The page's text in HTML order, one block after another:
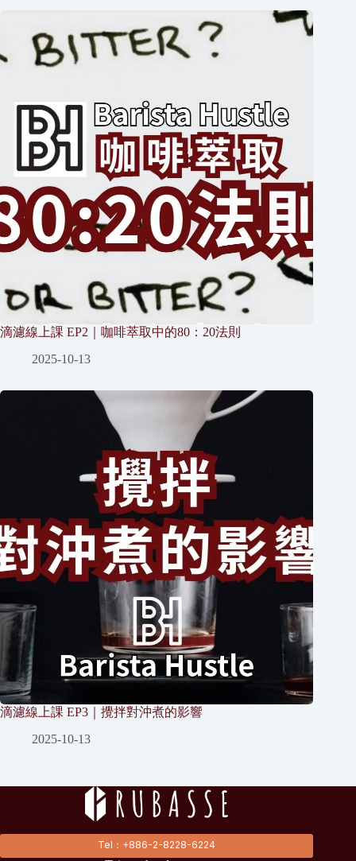
滴濾線上課 EP2｜咖啡萃取中的80：20法則
2025-10-13
滴濾線上課 EP3｜攪拌對沖煮的影響
2025-10-13
Tel：+886-2-8228-6224